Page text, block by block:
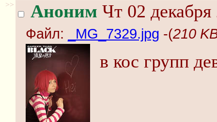
>> Аноним Чт 02
Файл: _MG_7329.jpg -(210
в кос групп